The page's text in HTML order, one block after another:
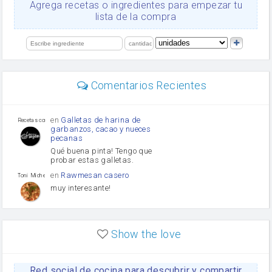
Levadura
limón
Agrega recetas o ingredientes para empezar tu
lista de la compra
Comentarios Recientes
Recetas con sazon
en Galletas de harina de
garbanzos, cacao y nueces
pecanas
Qué buena pinta! Tengo que
probar estas galletas.
Toni Michel Caubet
en Rawmesan casero
muy interesante!
enLasaña casera fácil y
Show the love